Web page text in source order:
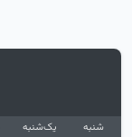
شنبه یک‌شنبه